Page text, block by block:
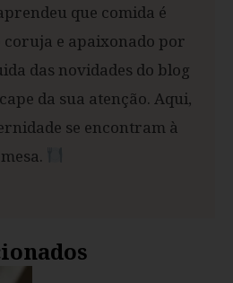
que comida é
coruja e apaixonado por
das novidades do blog
da sua atenção. Aqui,
se encontram à
mesa.